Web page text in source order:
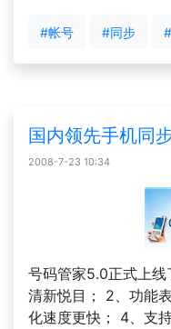
#帐号 #同步
国内领先手机同
2008-7-23 10:34
号码管家5.0正式上
清新悦目； 2、功能
化速度更快； 4、支